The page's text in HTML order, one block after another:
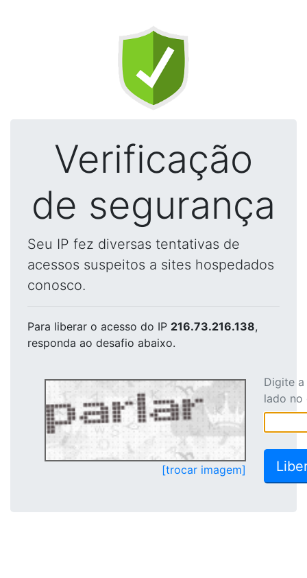
Verificação
de segurança
Seu IP fez diversas tentativas de
acessos suspeitos a sites hospedados
conosco.
Para liberar o acesso do IP 216.73.216.138,
responda ao desafio abaixo.
[trocar imagem]
Digite
lado no